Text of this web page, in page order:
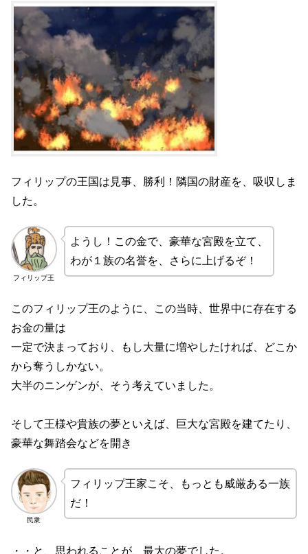
フィリップの王国は見事、勝利！隣国の財産を、吸収しま
した。
フィリップ王
ようし！この金で、豪華な宮殿を立て、
わが１族の名誉を、さらに上げるぞ！
このフィリップ王のように、この当時、世界中に存在する
お金の量は
一定で決まっており、もし大量に増やしたければ、どこか
から奪うしかない。
大半のニンゲンが、そう考えていました。
そして王様や貴族の夢といえば、巨大な宮殿を建てたり、
豪華な舞踏会などを開き
民衆
フィリップ王家こそ、もっとも威厳ある一族
だ！
・・と、思われることが、最大の夢でした。